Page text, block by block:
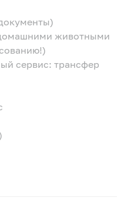
животными
сервис: трансфер